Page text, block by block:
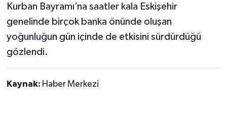
Kurban Bayramı’na saatler kala Eskişehir
genelinde birçok banka önünde oluşan
yoğunluğun gün içinde de etkisini sürdürdüğü
gözlendi.
Kaynak: Haber Merkezi